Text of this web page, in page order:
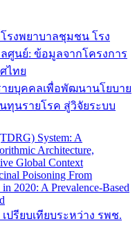
งพยาบาลชุมชน โรง
ศูนย์: ข้อมูลจากโครงการ
ไทย
ยบุคคลเพื่อพัฒนานโยบาย
ทุนรายโรค สู่วิจัยระบบ
System: A
Architecture,
Global Context
Poisoning From
2020: A Prevalence-Based
ปรียบเทียบระหว่าง รพช.